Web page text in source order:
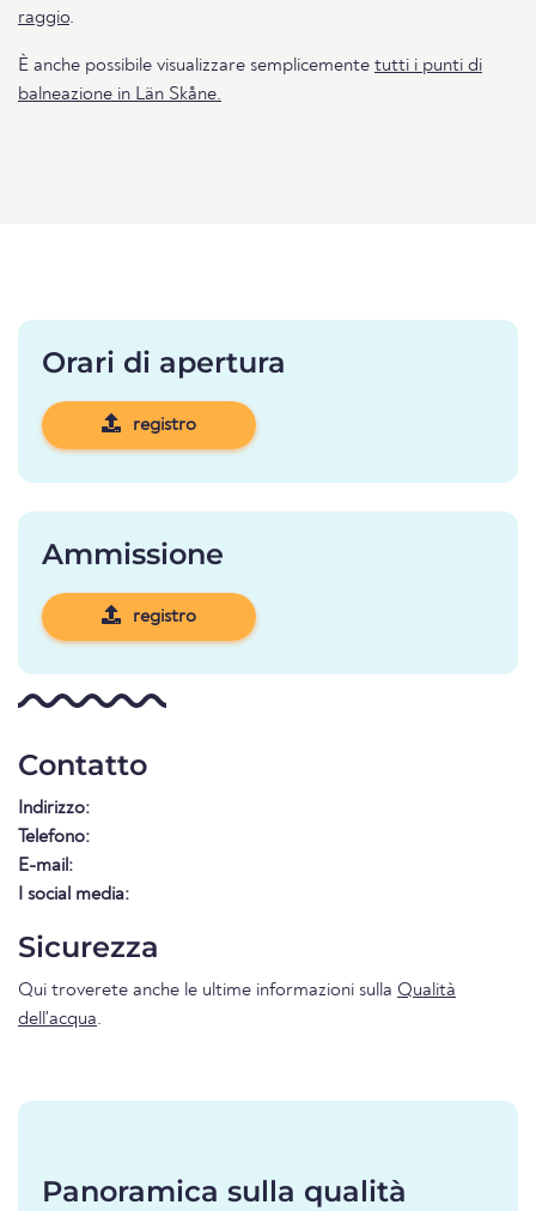
raggio.
È anche possibile visualizzare semplicemente tutti i punti di
balneazione in Län Skåne.
Orari di apertura
registro
Ammissione
registro
Contatto
Indirizzo:
Telefono:
E-mail:
I social media:
Sicurezza
Qui troverete anche le ultime informazioni sulla Qualità
dell'acqua.
Panoramica sulla qualità